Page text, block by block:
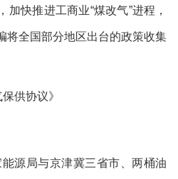
加快推进工商业“煤改气”进程，
将全国部分地区出台的政策收集
供协议》
能源局与京津冀三省市、两桶油